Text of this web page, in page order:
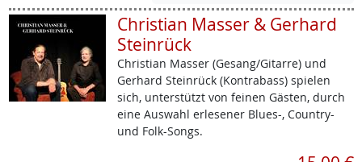
Christian Masser & Gerhard
Steinrück
Christian Masser (Gesang/Gitarre) und
Gerhard Steinrück (Kontrabass) spielen
sich, unterstützt von feinen Gästen, durch
eine Auswahl erlesener Blues-, Country-
und Folk-Songs.